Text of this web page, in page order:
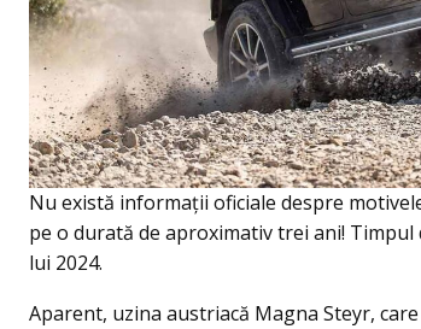
Nu există informații oficiale despre
pe o durată de aproximativ trei ani!
lui 2024.
Aparent, uzina austriacă Magna Steyr,